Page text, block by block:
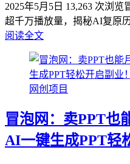
2025年5月5日 13,263 次浏览
超千万播放量，揭秘AI复原
阅读全文
网创项目
冒泡网：卖PPT也
AI一键生成PPT轻